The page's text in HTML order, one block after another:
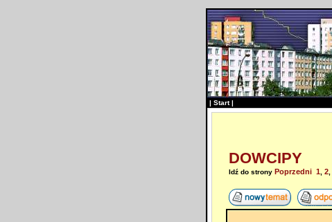
| Start|
DOWCIPY
Idź do strony Poprzedni 1, 2,